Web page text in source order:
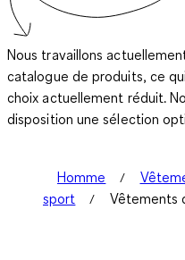
Nous travaillons
catalogue de produits, ce
choix actuellement réduit.
disposition une sélection
Homme
sport
Vêtements